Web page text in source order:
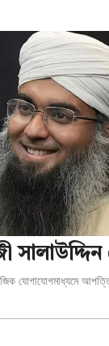
সালাউদ্দিন
যোগাযোগমাধ্যমে